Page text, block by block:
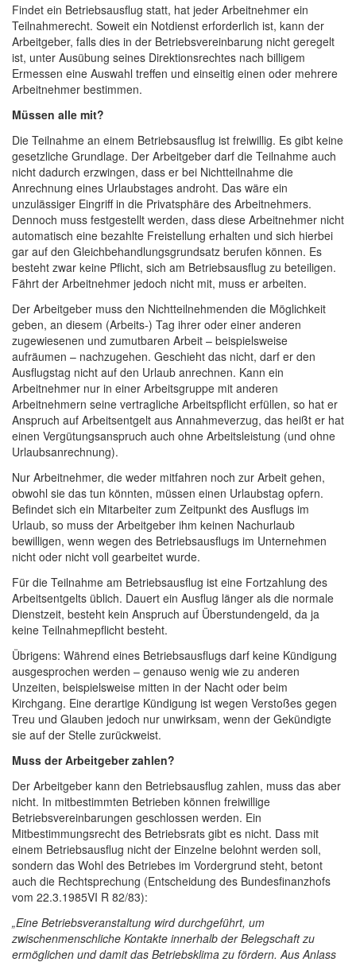
Findet ein Betriebsausflug statt, hat jeder Arbeitnehmer ein
Teilnahmerecht. Soweit ein Notdienst erforderlich ist, kann der
Arbeitgeber, falls dies in der Betriebsvereinbarung nicht geregelt
ist, unter Ausübung seines Direktionsrechtes nach billigem
Ermessen eine Auswahl treffen und einseitig einen oder mehrere
Arbeitnehmer bestimmen.
Müssen alle mit?
Die Teilnahme an einem Betriebsausflug ist freiwillig. Es gibt keine
gesetzliche Grundlage. Der Arbeitgeber darf die Teilnahme auch
nicht dadurch erzwingen, dass er bei Nichtteilnahme die
Anrechnung eines Urlaubstages androht. Das wäre ein
unzulässiger Eingriff in die Privatsphäre des Arbeitnehmers.
Dennoch muss festgestellt werden, dass diese Arbeitnehmer nicht
automatisch eine bezahlte Freistellung erhalten und sich hierbei
gar auf den Gleichbehandlungsgrundsatz berufen können. Es
besteht zwar keine Pflicht, sich am Betriebsausflug zu beteiligen.
Fährt der Arbeitnehmer jedoch nicht mit, muss er arbeiten.
Der Arbeitgeber muss den Nichtteilnehmenden die Möglichkeit
geben, an diesem (Arbeits-) Tag ihrer oder einer anderen
zugewiesenen und zumutbaren Arbeit – beispielsweise
aufräumen – nachzugehen. Geschieht das nicht, darf er den
Ausflugstag nicht auf den Urlaub anrechnen. Kann ein
Arbeitnehmer nur in einer Arbeitsgruppe mit anderen
Arbeitnehmern seine vertragliche Arbeitspflicht erfüllen, so hat er
Anspruch auf Arbeitsentgelt aus Annahmeverzug, das heißt er hat
einen Vergütungsanspruch auch ohne Arbeitsleistung (und ohne
Urlaubsanrechnung).
Nur Arbeitnehmer, die weder mitfahren noch zur Arbeit gehen,
obwohl sie das tun könnten, müssen einen Urlaubstag opfern.
Befindet sich ein Mitarbeiter zum Zeitpunkt des Ausflugs im
Urlaub, so muss der Arbeitgeber ihm keinen Nachurlaub
bewilligen, wenn wegen des Betriebsausflugs im Unternehmen
nicht oder nicht voll gearbeitet wurde.
Für die Teilnahme am Betriebsausflug ist eine Fortzahlung des
Arbeitsentgelts üblich. Dauert ein Ausflug länger als die normale
Dienstzeit, besteht kein Anspruch auf Überstundengeld, da ja
keine Teilnahmepflicht besteht.
Übrigens: Während eines Betriebsausflugs darf keine Kündigung
ausgesprochen werden – genauso wenig wie zu anderen
Unzeiten, beispielsweise mitten in der Nacht oder beim
Kirchgang. Eine derartige Kündigung ist wegen Verstoßes gegen
Treu und Glauben jedoch nur unwirksam, wenn der Gekündigte
sie auf der Stelle zurückweist.
Muss der Arbeitgeber zahlen?
Der Arbeitgeber kann den Betriebsausflug zahlen, muss das aber
nicht. In mitbestimmten Betrieben können freiwillige
Betriebsvereinbarungen geschlossen werden. Ein
Mitbestimmungsrecht des Betriebsrats gibt es nicht. Dass mit
einem Betriebsausflug nicht der Einzelne belohnt werden soll,
sondern das Wohl des Betriebes im Vordergrund steht, betont
auch die Rechtsprechung (Entscheidung des Bundesfinanzhofs
vom 22.3.1985VI R 82/83):
„Eine Betriebsveranstaltung wird durchgeführt, um
zwischenmenschliche Kontakte innerhalb der Belegschaft zu
ermöglichen und damit das Betriebsklima zu fördern. Aus Anlass